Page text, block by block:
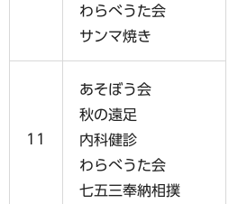
わらべうた会
サンマ焼き
11
あそぼう会
秋の遠足
内科健診
わらべうた会
七五三奉納相撲